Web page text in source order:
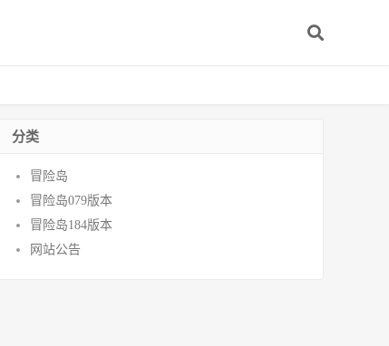
分类
冒险岛
冒险岛079版本
冒险岛184版本
网站公告